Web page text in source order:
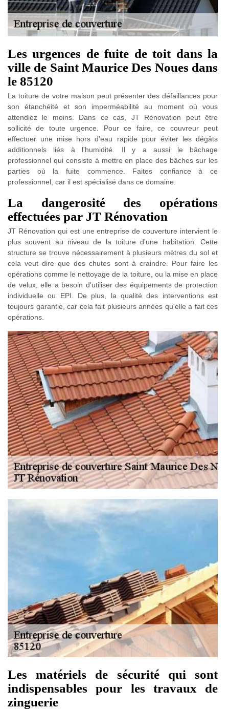
Les urgences de fuite de toit dans la
ville de Saint Maurice Des Noues dans
le 85120
La toiture de votre maison peut présenter des défaillances pour
son étanchéité et son imperméabilité au moment où vous
attendiez le moins. Dans ce cas, JT Rénovation peut être
sollicité de toute urgence. Pour ce faire, ce couvreur peut
effectuer une mise hors d'eau rapide pour éviter les dégâts
additionnels liés à l'humidité. Il y a aussi le bâchage
professionnel qui consiste à mettre en place des bâches sur les
parties où la fuite commence. Faites confiance à ce
professionnel, car il est spécialisé dans ce domaine.
La dangerosité des opérations
effectuées par JT Rénovation
JT Rénovation qui est une entreprise de couverture intervient le
plus souvent au niveau de la toiture d'une habitation. Cette
structure se trouve nécessairement à plusieurs mètres du sol et
cela veut dire que des chutes sont à craindre. Pour faire les
opérations comme le nettoyage de la toiture, ou la mise en place
de velux, elle a besoin d'utiliser des équipements de protection
individuelle ou EPI. De plus, la qualité des interventions est
toujours garantie, car cela fait plusieurs années qu'elle a fait ces
opérations.
Les matériels de sécurité qui sont
indispensables pour les travaux de
zinguerie